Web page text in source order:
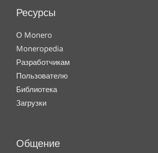
Ресурсы
О Monero
Moneropedia
Разработчикам
Пользователю
Библиотека
Загрузки
Общение